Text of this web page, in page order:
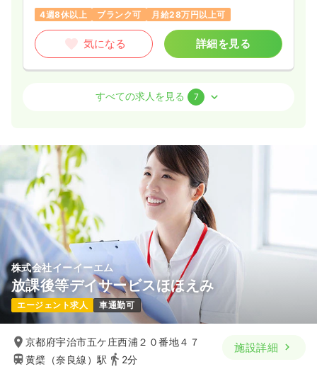
4週8休以上
ブランク可 月給28万円以上可
気になる 詳細を見る
正・准看護師
給与 お問い合わせください
8:30～17:00
4週8休以上
気になる 詳細を見る
2交代（常勤）
給与 27.7万円/月 賞与3.6ヶ月
※経験5年の例
時間 8:30～17:00
4週8休以上
ブランク可 月給33万円以上可
すべての求人を見る 7
株式会社イーイーエム
放課後等デイサービスほほえみ
エージェント求人 車通勤可
京都府宇治市五ケ庄西浦２０番地４７
黄檗（奈良線）駅
2分
施設詳細